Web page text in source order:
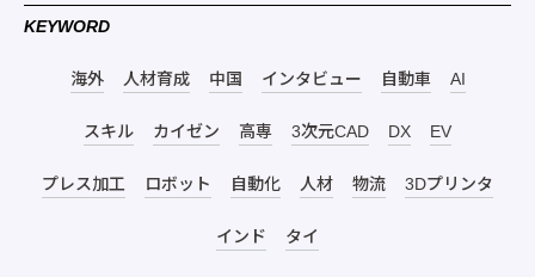
KEYWORD
海外 人材育成 中国 インタビュー 自動車 AI
スキル カイゼン 高専 3次元CAD DX EV
プレス加工 ロボット 自動化 人材 物流 3Dプリンタ
インド タイ